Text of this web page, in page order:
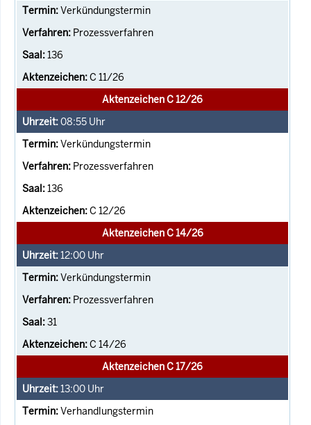
Verkündungstermin
Prozessverfahren
136
C 11/26
Aktenzeichen C 12/26
08:55 Uhr
Verkündungstermin
Prozessverfahren
136
C 12/26
Aktenzeichen C 14/26
12:00 Uhr
Verkündungstermin
Prozessverfahren
31
C 14/26
Aktenzeichen C 17/26
13:00 Uhr
Verhandlungstermin